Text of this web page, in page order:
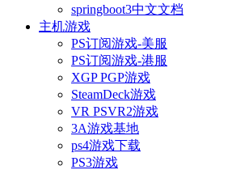
springboot3中文文档
主机游戏
PS订阅游戏-美服
PS订阅游戏-港服
XGP PGP游戏
SteamDeck游戏
VR PSVR2游戏
3A游戏基地
ps4游戏下载
PS3游戏